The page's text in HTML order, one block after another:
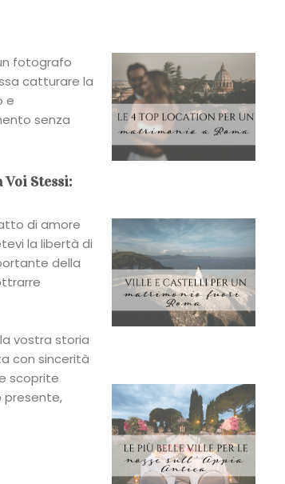
fotografo
catturare la
e
senza
Stessi:
di amore
la libertà di
della
vostra storia
con sincerità
scoprite
presente,